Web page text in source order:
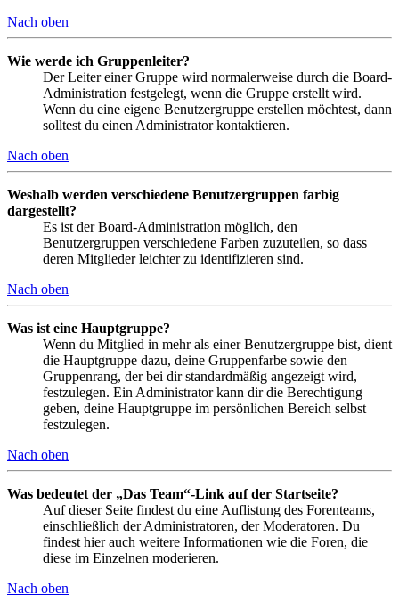
Nach oben
Wie werde ich Gruppenleiter?
Der Leiter einer Gruppe wird normalerweise durch die Board-
Administration festgelegt, wenn die Gruppe erstellt wird.
Wenn du eine eigene Benutzergruppe erstellen möchtest, dann
solltest du einen Administrator kontaktieren.
Nach oben
Weshalb werden verschiedene Benutzergruppen farbig
dargestellt?
Es ist der Board-Administration möglich, den
Benutzergruppen verschiedene Farben zuzuteilen, so dass
deren Mitglieder leichter zu identifizieren sind.
Nach oben
Was ist eine Hauptgruppe?
Wenn du Mitglied in mehr als einer Benutzergruppe bist, dient
die Hauptgruppe dazu, deine Gruppenfarbe sowie den
Gruppenrang, der bei dir standardmäßig angezeigt wird,
festzulegen. Ein Administrator kann dir die Berechtigung
geben, deine Hauptgruppe im persönlichen Bereich selbst
festzulegen.
Nach oben
Was bedeutet der „Das Team“-Link auf der Startseite?
Auf dieser Seite findest du eine Auflistung des Forenteams,
einschließlich der Administratoren, der Moderatoren. Du
findest hier auch weitere Informationen wie die Foren, die
diese im Einzelnen moderieren.
Nach oben